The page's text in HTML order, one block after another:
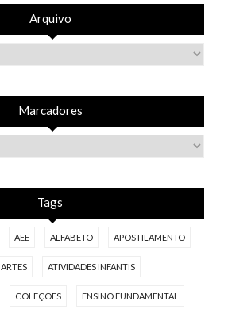
Arquivo
Marcadores
Tags
AEE ALFABETO APOSTILAMENTO
ARTES ATIVIDADES INFANTIS
COLEÇÕES ENSINO FUNDAMENTAL